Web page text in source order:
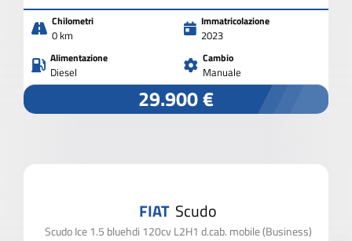
Chilometri
0 km
Immatricolazione
2023
Alimentazione
Diesel
Cambio
Manuale
29.900 €
FIAT Scudo
Scudo Ice 1.5 bluehdi 120cv L2H1 d.cab. mobile (Business)